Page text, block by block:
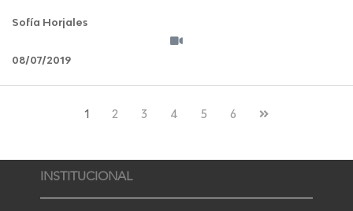
Sofía Horjales
08/07/2019
1 2 3 4 5 6
INSTITUCIONAL